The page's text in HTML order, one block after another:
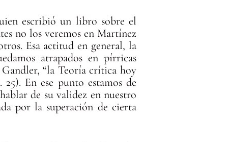
escribió un libro sobre el
no los veremos en Martínez
Esa actitud en general, la
atrapados en pírricas
“la Teoría crítica hoy
En ese punto estamos de
de su validez en nuestro
por la superación de cierta